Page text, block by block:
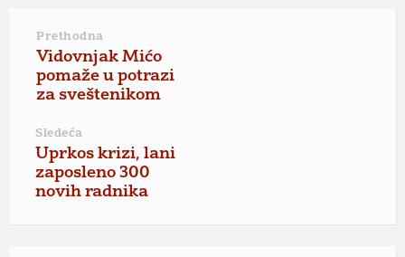
Prethodna
Vidovnjak Mićo
pomaže u potrazi
za sveštenikom
Sledeća
Uprkos krizi, lani
zaposleno 300
novih radnika